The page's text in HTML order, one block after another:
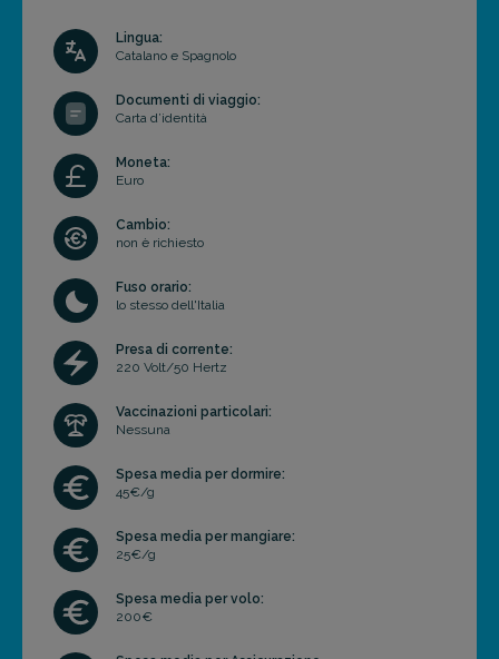
Lingua:
Catalano e Spagnolo
Documenti di viaggio:
Carta d’identità
Moneta:
Euro
Cambio:
non è richiesto
Fuso orario:
lo stesso dell'Italia
Presa di corrente:
220 Volt/50 Hertz
Vaccinazioni particolari:
Nessuna
Spesa media per dormire:
45€/g
Spesa media per mangiare:
25€/g
Spesa media per volo:
200€